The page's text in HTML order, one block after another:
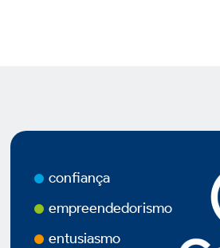
confiança
empreendedorismo
entusiasmo